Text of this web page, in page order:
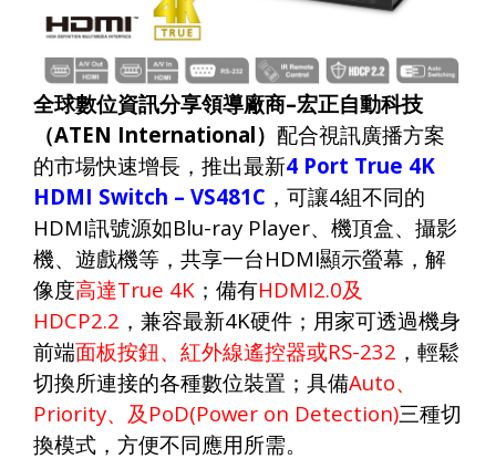
全球數位資訊分享領導廠商–宏正自動科技
（ATEN International） 配合視訊廣播方案
的市場快速增長，推出最新4 Port True 4K
HDMI Switch – VS481C ，可讓4組不同的
HDMI訊號源如Blu-ray Player、機頂盒、攝影
機、遊戲機等，共享一台HDMI顯示螢幕，解
像度高達True 4K ；備有HDMI2.0及
HDCP2.2 ，兼容最新4K硬件；用家可透過機身
前端面板按鈕、紅外線遙控器或RS-232 ，輕鬆
切換所連接的各種數位裝置；具備Auto、
Priority、及 PoD(Power on Detection)三種切
換模式，方便不同應用所需。